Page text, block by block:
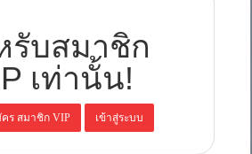
รับสมาชิก
เท่านั้น!